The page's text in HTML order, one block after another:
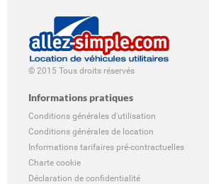
© 2015 Tous droits réservés
Informations pratiques
Conditions générales d'utilisation
Conditions générales de location
Informations tarifaires pré-contractuelles
Charte cookie
Déclaration de confidentialité